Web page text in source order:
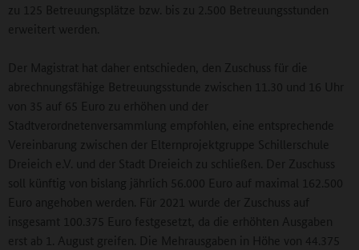
zu 125 Betreuungsplätze bzw. bis zu 2.500 Betreuungsstunden
erweitert werden.
Der Magistrat hat daher entschieden, den Zuschuss für die
abrechnungsfähige Betreuungsstunde zwischen 11.30 und 16 Uhr
von 35 auf 65 Euro zu erhöhen und der
Stadtverordnetenversammlung empfohlen, eine entsprechende
Vereinbarung zwischen der Elternprojektgruppe Schillerschule
Dreieich e.V. und der Stadt Dreieich zu schließen. Der Zuschuss
soll künftig von bislang jährlich 56.000 Euro auf maximal 162.500
Euro angehoben werden. Für 2021 wurde der Zuschuss auf
insgesamt 100.375 Euro festgesetzt, da die erhöhten Ausgaben
erst ab 1. August greifen. Die Mehrausgaben in Höhe von 44.375